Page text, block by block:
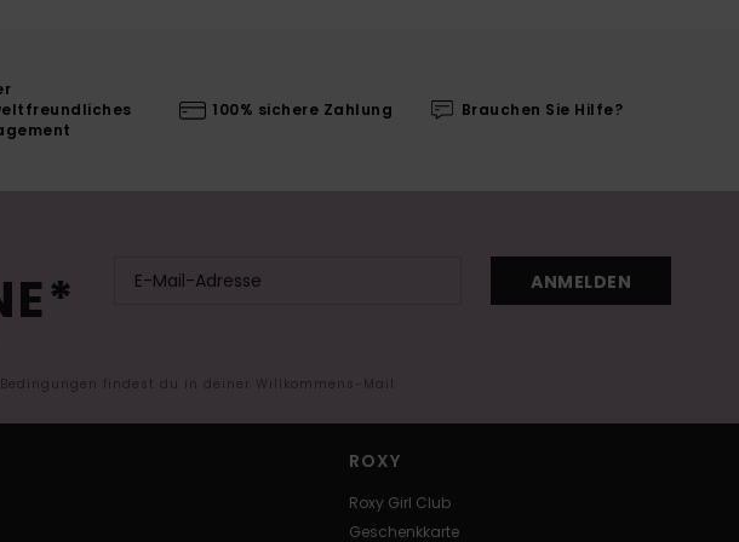
100% sichere Zahlung Brauchen Sie Hilfe?
ANMELDEN
findest du in deiner Willkommens-Mail
ROXY
Roxy Girl Club
Geschenkkarte